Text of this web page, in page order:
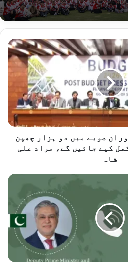
صوبے میں دو ہزار چھپن
کیے جائیں گے، مراد علی
شاہ